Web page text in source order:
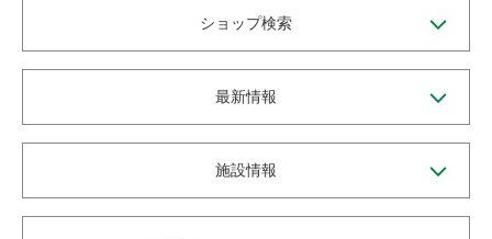
ショップ検索
最新情報
施設情報